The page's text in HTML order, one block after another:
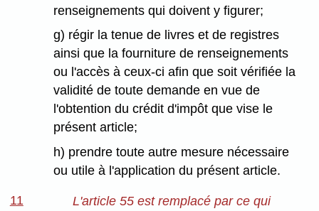
renseignements qui doivent y figurer;
g) régir la tenue de livres et de registres
ainsi que la fourniture de renseignements
ou l'accès à ceux-ci afin que soit vérifiée la
validité de toute demande en vue de
l'obtention du crédit d'impôt que vise le
présent article;
h) prendre toute autre mesure nécessaire
ou utile à l'application du présent article.
11
L'article 55 est remplacé par ce qui